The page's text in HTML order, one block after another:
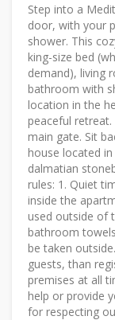
Step into a
door, with your
shower. This
king-size bed
demand), living
bathroom with
location in the
peaceful
main gate. Sit
house located
dalmatian
rules: 1. Quiet
inside the
used outside of
bathroom
be taken
guests, than
premises at all
help or provide
for respecting